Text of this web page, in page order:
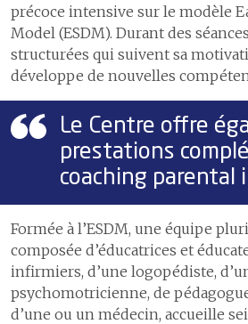
précoce intensive sur le modèle
Model (ESDM). Durant des
structurées qui suivent sa
développe de nouvelles
Le Centre offre
prestations
coaching parental
Formée à l’ESDM, une équipe
composée d’éducatrices et
infirmiers, d’une logopédiste,
psychomotricienne, de
d’une ou un médecin, accueille